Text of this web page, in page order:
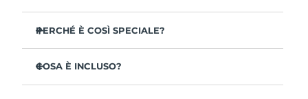
PERCHÉ È COSÌ SPECIALE?
ed efficace per il contorno occhi.
3,5 volte più efficace nel ridurre le borse sotto gli occhi*
COSA È INCLUSO?